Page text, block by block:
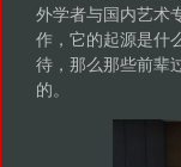
外学者与国内艺术
作，它的起源是什
待，那么那些前辈
的。